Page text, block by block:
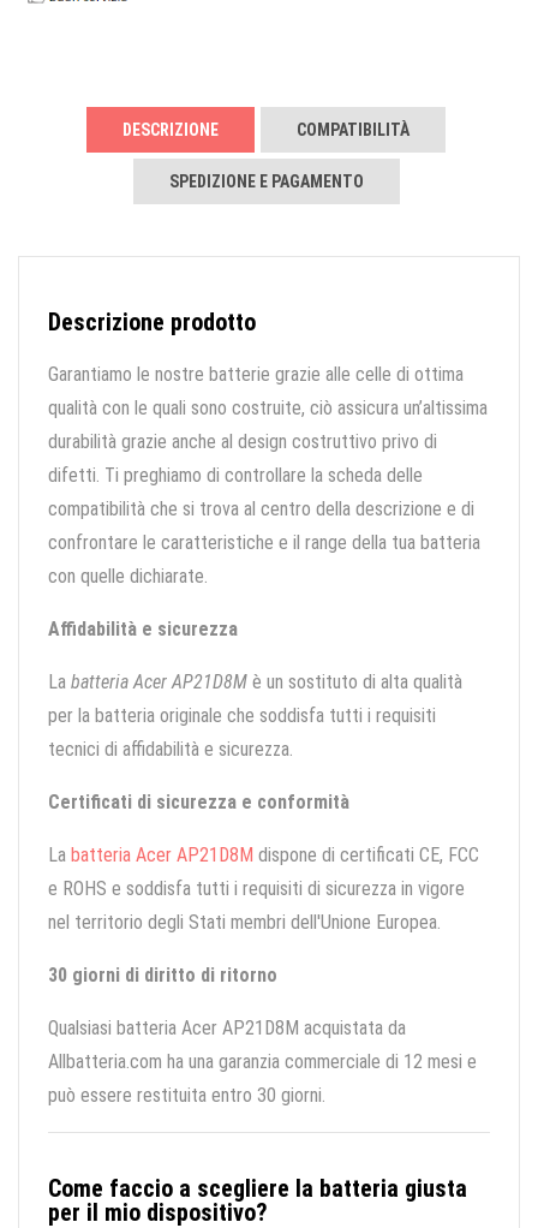
DESCRIZIONE COMPATIBILITÀ
SPEDIZIONE E PAGAMENTO
Descrizione prodotto
Garantiamo le nostre batterie grazie alle celle di ottima
qualità con le quali sono costruite, ciò assicura un’altissima
durabilità grazie anche al design costruttivo privo di
difetti. Ti preghiamo di controllare la scheda delle
compatibilità che si trova al centro della descrizione e di
confrontare le caratteristiche e il range della tua batteria
con quelle dichiarate.
Affidabilità e sicurezza
La batteria Acer AP21D8M è un sostituto di alta qualità
per la batteria originale che soddisfa tutti i requisiti
tecnici di affidabilità e sicurezza.
Certificati di sicurezza e conformità
La batteria Acer AP21D8M dispone di certificati CE, FCC
e ROHS e soddisfa tutti i requisiti di sicurezza in vigore
nel territorio degli Stati membri dell'Unione Europea.
30 giorni di diritto di ritorno
Qualsiasi batteria Acer AP21D8M acquistata da
Allbatteria.com ha una garanzia commerciale di 12 mesi e
può essere restituita entro 30 giorni.
Come faccio a scegliere la batteria giusta
per il mio dispositivo?